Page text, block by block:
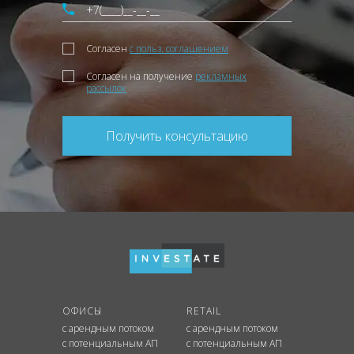
Согласен с польз. соглашением
Согласен на получение рекламных
рассылок
Получить консультацию
ОФИСЫ
с арендным потоком
с потенциальным АП
RETAIL
с арендным потоком
с потенциальным АП